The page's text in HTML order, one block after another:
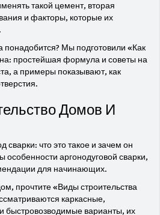
такой цемент, вторая
и факторы, которые их
понадобится? Мы подготовили «Как
простейшая формула и советы на
а примеры показывают, как
Домов И
что это такое и зачем он
особенности аргонодуговой сварки,
для начинающих.
прочтите «Виды строительства
каркасные,
быстровозводимые варианты, их